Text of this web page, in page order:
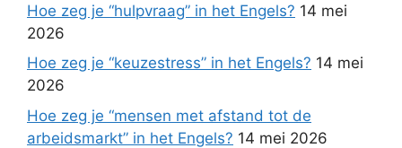
Hoe zeg je “hulpvraag” in het Engels? 14 mei
2026
Hoe zeg je “keuzestress” in het Engels? 14 mei
2026
Hoe zeg je “mensen met afstand tot de
arbeidsmarkt” in het Engels? 14 mei 2026